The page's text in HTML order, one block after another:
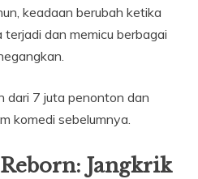
keadaan berubah ketika
dan memicu berbagai
dari 7 juta penonton dan
komedi sebelumnya.
Jangkrik